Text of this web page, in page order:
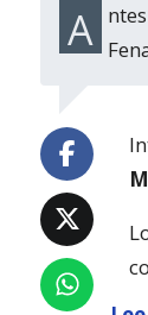
Antes del paro que se realizará la próxima semana, este viernes miembros de la